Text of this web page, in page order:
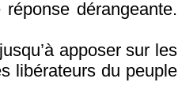
dérangeante.
apposer sur les
libérateurs du peuple